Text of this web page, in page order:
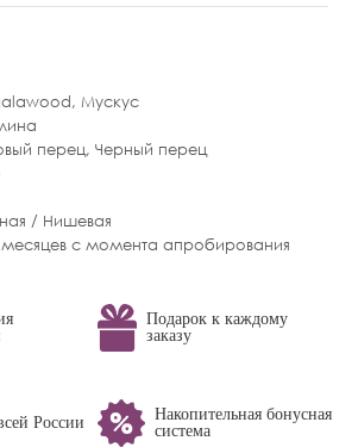
, Мускус
перец, Черный перец
/ Нишевая
месяцев с момента апробирования
Подарок к каждому
заказу
России
Накопительная бонусная
система